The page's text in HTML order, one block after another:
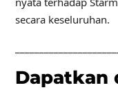
secara keseluruhan.
Dapatkan